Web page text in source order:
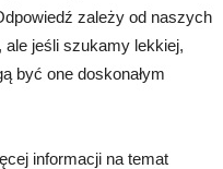
zależy od naszych
ale jeśli szukamy lekkiej,
być one doskonałym
informacji na temat